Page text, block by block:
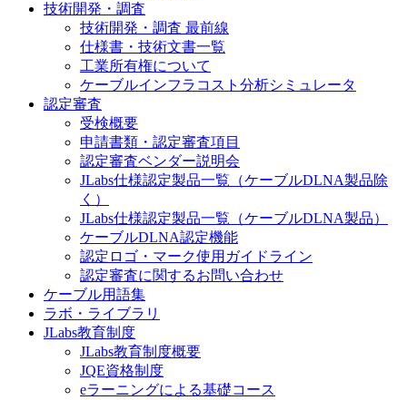
技術開発・調査
技術開発・調査 最前線
仕様書・技術文書一覧
工業所有権について
ケーブルインフラコスト分析シミュレータ
認定審査
受検概要
申請書類・認定審査項目
認定審査ベンダー説明会
JLabs仕様認定製品一覧（ケーブルDLNA製品除
く）
JLabs仕様認定製品一覧（ケーブルDLNA製品）
ケーブルDLNA認定機能
認定ロゴ・マーク使用ガイドライン
認定審査に関するお問い合わせ
ケーブル用語集
ラボ・ライブラリ
JLabs教育制度
JLabs教育制度概要
JQE資格制度
eラーニングによる基礎コース